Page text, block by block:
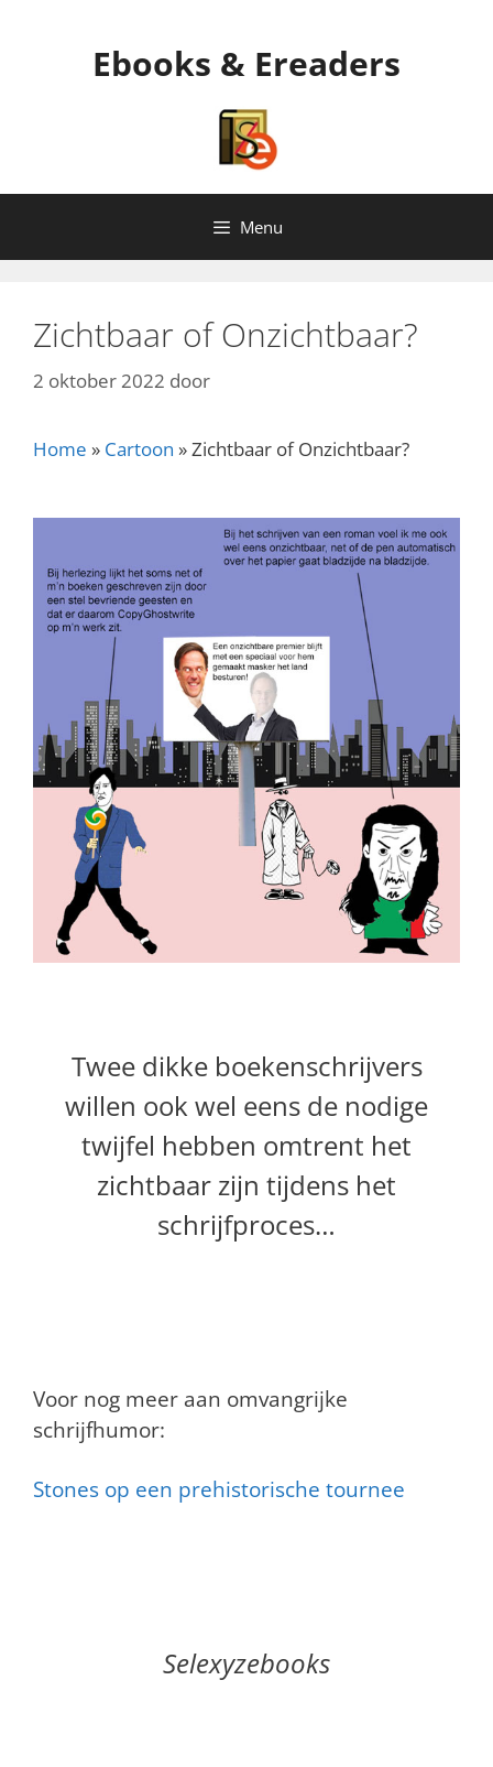
Ebooks & Ereaders
Menu
Zichtbaar of Onzichtbaar?
2 oktober 2022 door
Home » Cartoon »Zichtbaar of Onzichtbaar?
Twee dikke boekenschrijvers
willen ook wel eens de nodige
twijfel hebben omtrent het
zichtbaar zijn tijdens het
schrijfproces…
Voor nog meer aan omvangrijke
schrijfhumor:
Stones op een prehistorische tournee
Selexyzebooks